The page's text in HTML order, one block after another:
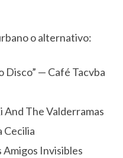
o alternativo:
Disco” — Café Tacvba
And The Valderramas
Cecilia
Invisibles